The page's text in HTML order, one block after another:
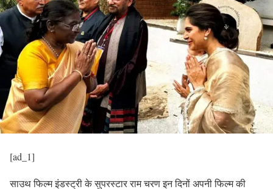
[ad_1]
साउथ फिल्म इंडस्ट्री के सुपरस्टार राम चरण इन दिनों अपनी फिल्म की